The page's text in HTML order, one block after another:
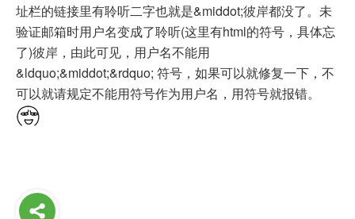
址栏的链接里有聆听二字也就是&middot;彼岸都没了。未
验证邮箱时用户名变成了聆听(这里有html的符号，具体忘
了)彼岸，由此可见，用户名不能用
&ldquo;&middot;&rdquo; 符号，如果可以就修复一下，不
可以就请规定不能用符号作为用户名，用符号就报错。